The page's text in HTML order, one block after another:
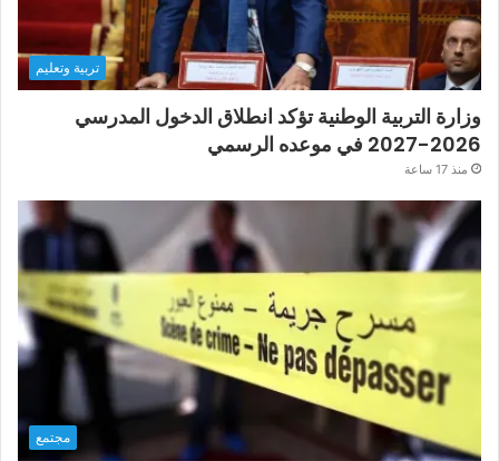
تربية وتعليم
وزارة التربية الوطنية تؤكد انطلاق الدخول المدرسي
2026-2027 في موعده الرسمي
منذ 17 ساعة
مجتمع